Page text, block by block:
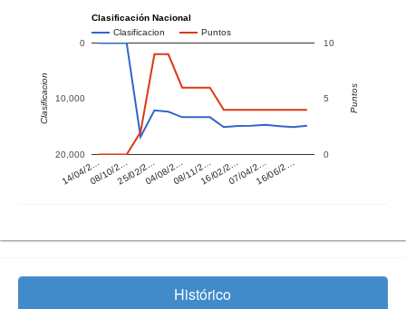
Clasificación Nacional
Clasificacion
Puntos
14/04/2…08/10/2…25/02/2…04/08/2…08/11/2…16/02/2…07/04/2…16/06/2…
0
10,000
20,000 0
5
10
Clasificacion Puntos
Histórico